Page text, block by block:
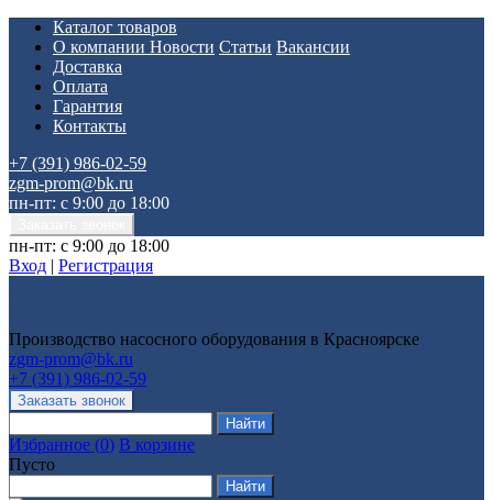
Каталог товаров
О компании Новости Статьи Вакансии
Доставка
Оплата
Гарантия
Контакты
+7 (391) 986-02-59
zgm-prom@bk.ru
пн-пт: с 9:00 до 18:00
пн-пт: с 9:00 до 18:00
Вход | Регистрация
Производство насосного оборудования в Красноярске
zgm-prom@bk.ru
+7 (391) 986-02-59
Избранное (0) В корзине
Пусто